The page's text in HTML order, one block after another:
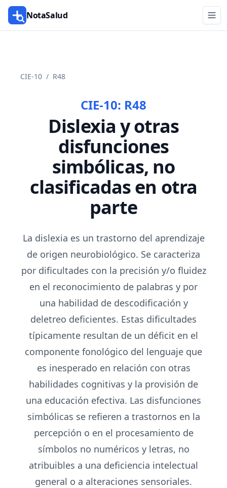
NotaSalud
CIE-10 / R48
CIE-10: R48
Dislexia y otras
disfunciones
simbólicas, no
clasificadas en otra
parte
La dislexia es un trastorno del aprendizaje
de origen neurobiológico. Se caracteriza
por dificultades con la precisión y/o fluidez
en el reconocimiento de palabras y por
una habilidad de descodificación y
deletreo deficientes. Estas dificultades
típicamente resultan de un déficit en el
componente fonológico del lenguaje que
es inesperado en relación con otras
habilidades cognitivas y la provisión de
una educación efectiva. Las disfunciones
simbólicas se refieren a trastornos en la
percepción o en el procesamiento de
símbolos no numéricos y letras, no
atribuibles a una deficiencia intelectual
general o a alteraciones sensoriales.